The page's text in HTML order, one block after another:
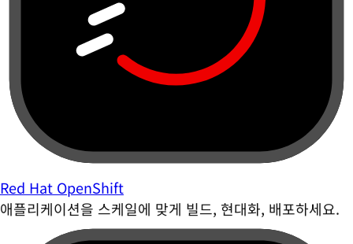
Red Hat OpenShift
애플리케이션을 스케일에 맞게 빌드, 현대화, 배포하세요.